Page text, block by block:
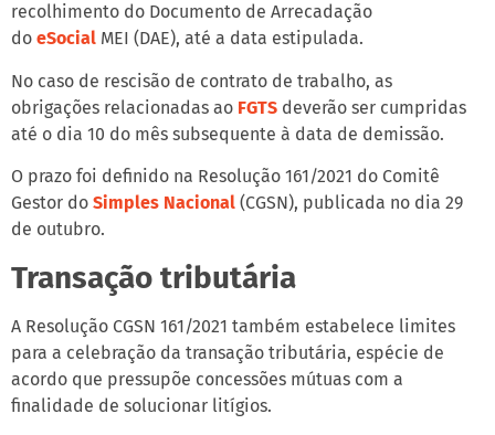
recolhimento do Documento de Arrecadação
do eSocial MEI (DAE), até a data estipulada.
No caso de rescisão de contrato de trabalho, as
obrigações relacionadas ao FGTS deverão ser cumpridas
até o dia 10 do mês subsequente à data de demissão.
O prazo foi definido na Resolução 161/2021 do Comitê
Gestor do Simples Nacional (CGSN), publicada no dia 29
de outubro.
Transação tributária
A Resolução CGSN 161/2021 também estabelece limites
para a celebração da transação tributária, espécie de
acordo que pressupõe concessões mútuas com a
finalidade de solucionar litígios.